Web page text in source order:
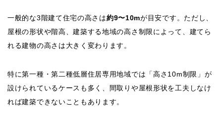
一般的な3階建て住宅の高さは約9〜10mが目安です。ただし、
屋根の形状や階高、建築する地域の高さ制限によって、建てら
れる建物の高さは大きく変わります。
特に第一種・第二種低層住居専用地域では「高さ10m制限」が
設けられているケースも多く、間取りや屋根形状を工夫しなけ
れば建築できないこともあります。